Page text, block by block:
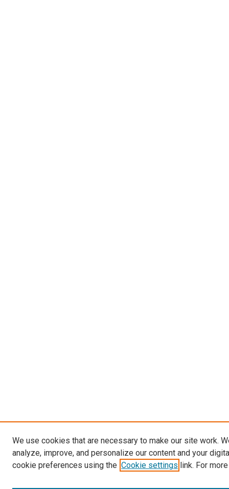
We use cookies that are necessary to make our site work.
analyze, improve, and personalize our content and your
cookie preferences using the Cookie settings link. For